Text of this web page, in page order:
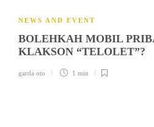
NEWS AND EVENT
BOLEHKAH MOBIL
KLAKSON “TELOLET”?
garda oto 1 min